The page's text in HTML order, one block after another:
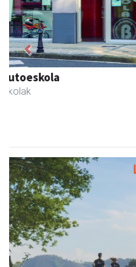
Urpa autobusak
Andoain
Previous